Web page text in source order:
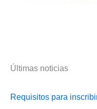
Últimas noticias
Requisitos para